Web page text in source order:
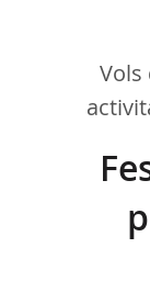
Vols